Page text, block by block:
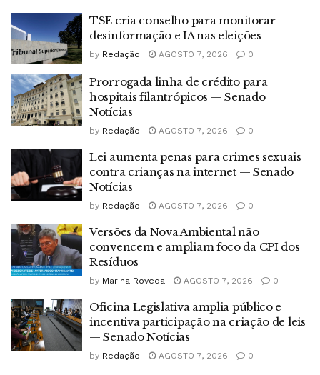
TSE cria conselho para monitorar
desinformação e IA nas eleições
by Redação AGOSTO 7, 2026 0
Prorrogada linha de crédito para
hospitais filantrópicos — Senado
Notícias
by Redação AGOSTO 7, 2026 0
Lei aumenta penas para crimes sexuais
contra crianças na internet — Senado
Notícias
by Redação AGOSTO 7, 2026 0
Versões da Nova Ambiental não
convencem e ampliam foco da CPI dos
Resíduos
by Marina Roveda AGOSTO 7, 2026 0
Oficina Legislativa amplia público e
incentiva participação na criação de leis
— Senado Notícias
by Redação AGOSTO 7, 2026 0